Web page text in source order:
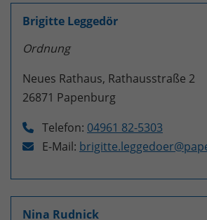
Brigitte Leggedör
Ordnung
Neues Rathaus, Rathausstraße 2
26871 Papenburg
Telefon: 04961 82-5303
E-Mail:
Nina Rudnick